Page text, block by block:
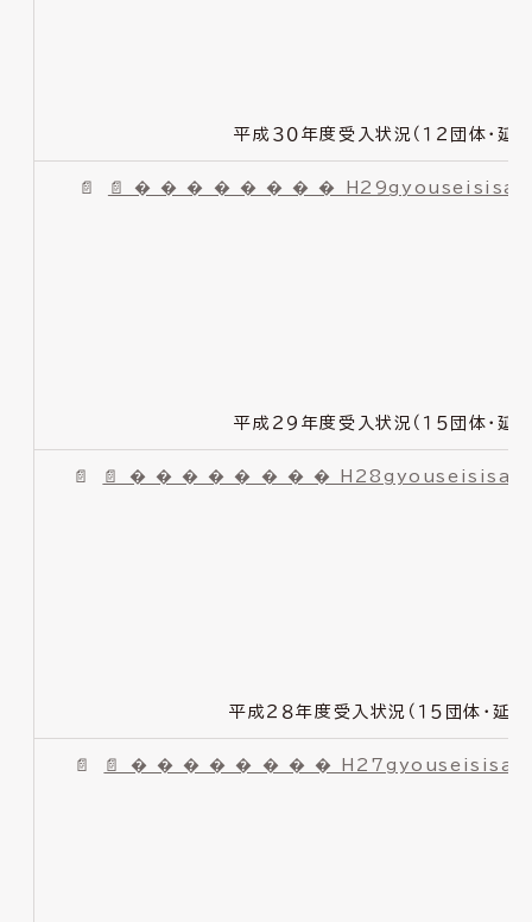
平成３０年度受入状況（１２団体・延べ
📄 � � � � � � � �
平成２９年度受入状況（１５団体・延べ
📄 � � � � � � � �
平成２８年度受入状況（１５団体・延べ
📄 � � � � � � � �